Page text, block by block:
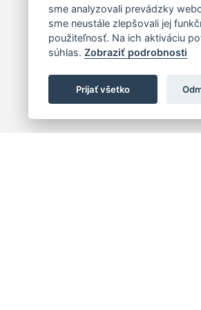
sme analyzovali prevádzky
sme neustále zlepšovali jej
použiteľnosť. Na ich aktiváciu
súhlas. Zobraziť podrobnosti
Prijať všetko